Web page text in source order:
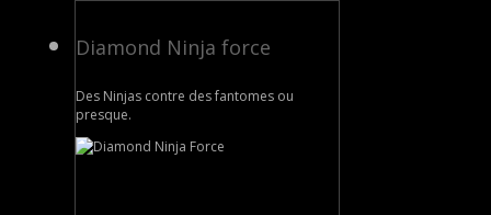
Diamond Ninja force
Des Ninjas contre des fantomes ou
presque.